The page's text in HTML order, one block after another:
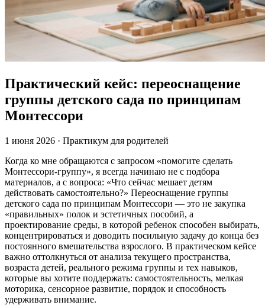
Практический кейс: переоснащение
группы детского сада по принципам
Монтессори
1 июня 2026 · Практикум для родителей
Когда ко мне обращаются с запросом «помогите сделать
Монтессори-группу», я всегда начинаю не с подбора
материалов, а с вопроса: «Что сейчас мешает детям
действовать самостоятельно?» Переоснащение группы
детского сада по принципам Монтессори — это не закупка
«правильных» полок и эстетичных пособий, а
проектирование среды, в которой ребенок способен выбирать,
концентрироваться и доводить посильную задачу до конца без
постоянного вмешательства взрослого. В практическом кейсе
важно оттолкнуться от анализа текущего пространства,
возраста детей, реального режима группы и тех навыков,
которые вы хотите поддержать: самостоятельность, мелкая
моторика, сенсорное развитие, порядок и способность
удерживать внимание.